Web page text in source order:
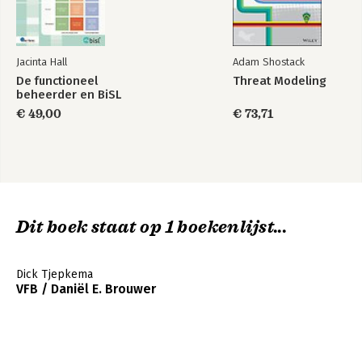
Natascha van Duuren
Strategisch communiceren voor functioneel beheerders 89
Maurice Ummels
Het belang van een gedetailleerde
businessmomentenkalender 94
informatievoorziening 105
Klaar voor de toekomst van functioneel beheer met jouw AI-
assistent 112
Jacinta Hall
De functioneel
beheerder en BiSL
€ 49,00
Adam Shostack
Threat Modeling
€ 73,71
Dit boek staat op 1 boekenlijst...
Dick Tjepkema
VFB / Daniël E. Brouwer